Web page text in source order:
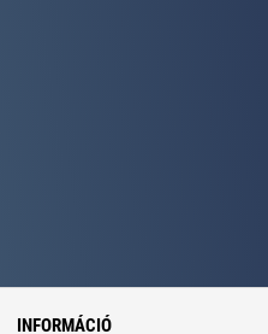
INFORMÁCIÓ